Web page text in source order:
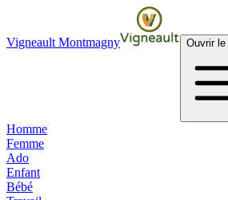
Vigneault Montmagny Ouvrir le
Homme
Femme
Ado
Enfant
Bébé